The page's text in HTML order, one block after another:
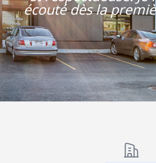
écouté dès la